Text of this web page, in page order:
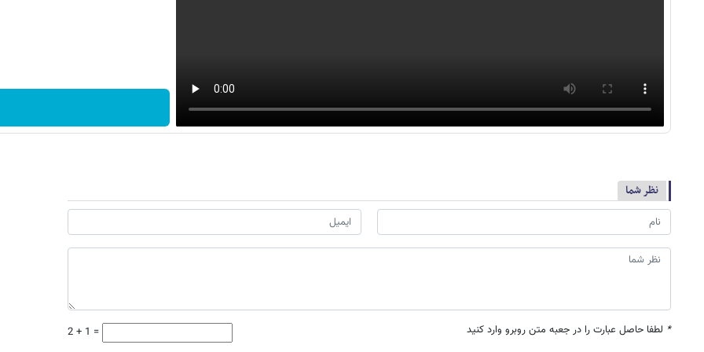
نظر شما
* لطفا حاصل عبارت را در جعبه متن روبرو وارد کنید 2 + 1 =